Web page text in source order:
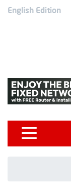
English Edition